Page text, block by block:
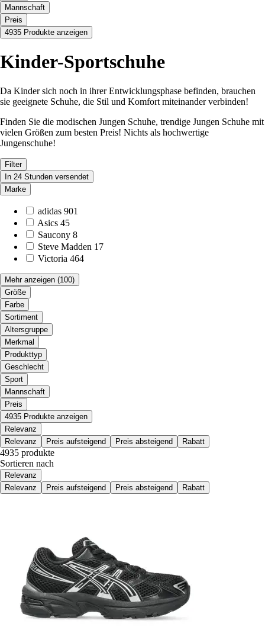
Mannschaft
Preis
4935 Produkte anzeigen
Kinder-Sportschuhe
Da Kinder sich noch in ihrer Entwicklungsphase befinden, brauchen
sie geeignete Schuhe, die Stil und Komfort miteinander verbinden!
Finden Sie die modischen Jungen Schuhe, trendige Jungen Schuhe mit
vielen Größen zum besten Preis! Nichts als hochwertige
Jungenschuhe!
Filter
In 24 Stunden versendet
Marke
adidas 901
Asics 45
Saucony 8
Steve Madden 17
Victoria 464
Mehr anzeigen (100)
Größe
Farbe
Sortiment
Altersgruppe
Merkmal
Produkttyp
Geschlecht
Sport
Mannschaft
Preis
4935 Produkte anzeigen
Relevanz
Relevanz
Preis aufsteigend Preis absteigend Rabatt
4935 produkte
Sortieren nach
Relevanz
Relevanz
Preis aufsteigend Preis absteigend Rabatt